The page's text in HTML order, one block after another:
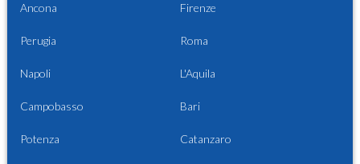
Ancona Firenze
Perugia Roma
Napoli L'Aquila
Campobasso Bari
Potenza Catanzaro